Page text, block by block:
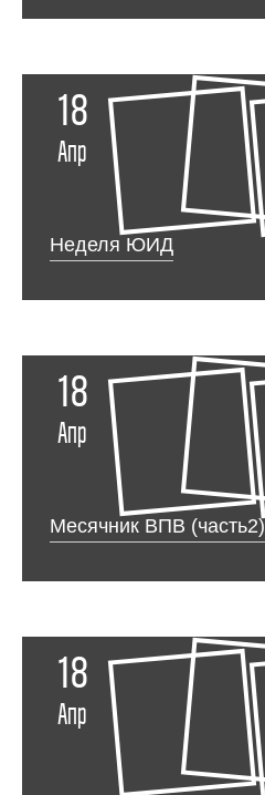
18
Апр
Неделя ЮИД
18
Апр
Месячник ВПВ (часть2)
18
Апр